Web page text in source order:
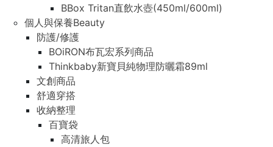
BBox Tritan直飲水壺(450ml/600ml)
個人與保養Beauty
防護/修護
BOiRON布瓦宏系列商品
Thinkbaby新寶貝純物理防曬霜89ml
文創商品
舒適穿搭
收納整理
百寶袋
高清旅人包